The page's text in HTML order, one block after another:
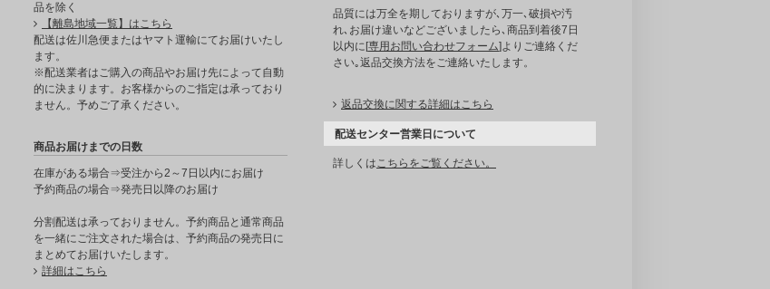
品を除く
【離島地域一覧】はこちら
配送は佐川急便またはヤマト運輸にてお届けいたし
ます。
※配送業者はご購入の商品やお届け先によって自動
的に決まります。お客様からのご指定は承っており
ません。予めご了承ください。
商品お届けまでの日数
在庫がある場合⇒受注から2～7日以内にお届け
予約商品の場合⇒発売日以降のお届け
分割配送は承っておりません。予約商品と通常商品
を一緒にご注文された場合は、予約商品の発売日に
まとめてお届けいたします。
詳細はこちら
品質には万全を期しておりますが､万一､破損や汚
れ､お届け違いなどございましたら､商品到着後7日
以内に[専用お問い合わせフォーム]よりご連絡くだ
さい｡返品交換方法をご連絡いたします。
返品交換に関する詳細はこちら
配送センター営業日について
詳しくはこちらをご覧ください。